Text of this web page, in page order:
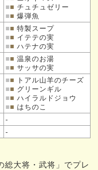
■■ チュチュゼリー
■■ 爆弾魚
■■ 特製スープ
■■ イテテの実
■■ ハテナの実
■■ 温泉のお湯
■■ サッサの実
■■ トアル山羊のチーズ
■■ グリーンギル
■■ ハイラルドジョウ
■■ はちのこ
-
-
総大将・武将」でプレ